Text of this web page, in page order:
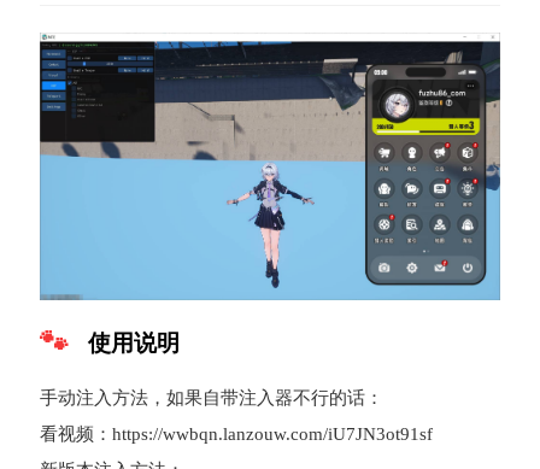
使用说明
手动注入方法，如果自带注入器不行的话：
看视频：https://wwbqn.lanzouw.com/iU7JN3ot91sf